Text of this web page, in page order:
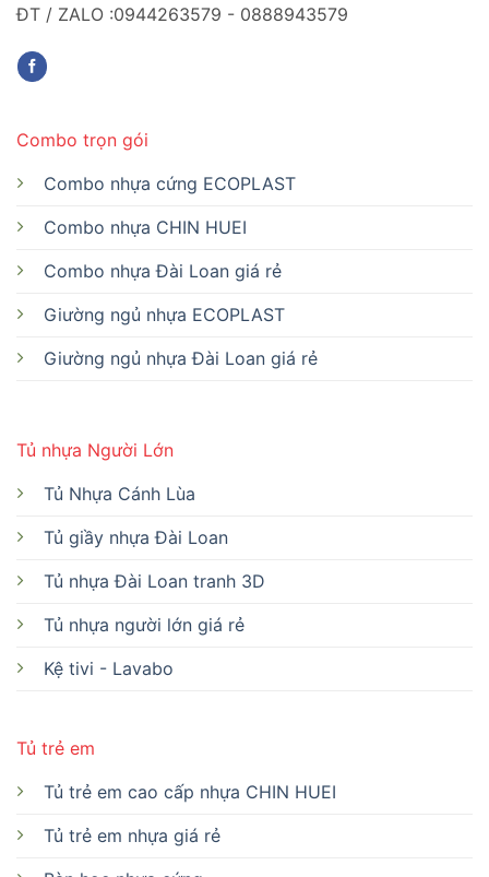
ĐT / ZALO :0944263579 - 0888943579
Tủ nhựa Người Lớn
Tủ Nhựa Cánh Lùa
Tủ giầy nhựa Đài Loan
Tủ nhựa Đài Loan tranh 3D
Tủ nhựa người lớn giá rẻ
Kệ tivi - Lavabo
Tủ trẻ em
Tủ trẻ em cao cấp nhựa CHIN HUEI
Tủ trẻ em nhựa giá rẻ
Combo trọn gói
Combo nhựa cứng ECOPLAST
Combo nhựa CHIN HUEI
Combo nhựa Đài Loan giá rẻ
Giường ngủ nhựa ECOPLAST
Giường ngủ nhựa Đài Loan giá rẻ